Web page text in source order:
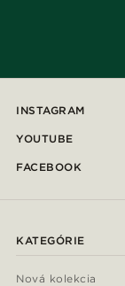
INSTAGRAM
YOUTUBE
FACEBOOK
KATEGÓRIE
Nová kolekcia